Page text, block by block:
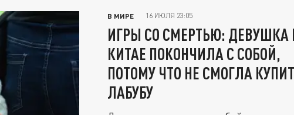
В МИРЕ 16 ИЮЛЯ 23:05
ИГРЫ СО СМЕРТЬЮ: ДЕВУШКА
КИТАЕ ПОКОНЧИЛА С СОБОЙ,
ПОТОМУ ЧТО НЕ СМОГЛА
ЛАБУБУ